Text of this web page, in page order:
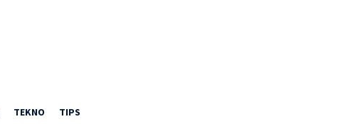
TEKNO TIPS